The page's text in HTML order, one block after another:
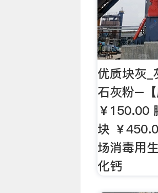
优质块灰_
石灰粉–
￥150.00
块 ￥
场消毒用
化钙